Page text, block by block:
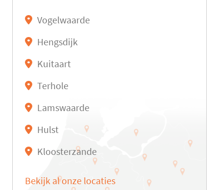
Vogelwaarde
Hengsdijk
Kuitaart
Terhole
Lamswaarde
Hulst
Kloosterzande
Bekijk al onze locaties